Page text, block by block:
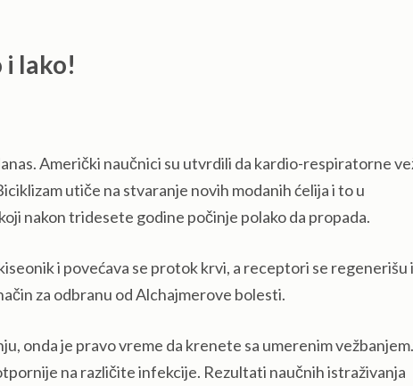
i lako!
Američki naučnici su utvrdili da kardio-respiratorne
utiče na stvaranje novih modanih ćelija i to u
nakon tridesete godine počinje polako da propada.
i povećava se protok krvi, a receptori se regenerišu i
za odbranu od Alchajmerove bolesti.
onda je pravo vreme da krenete sa umerenim vežbanjem.
na različite infekcije. Rezultati naučnih istraživanja